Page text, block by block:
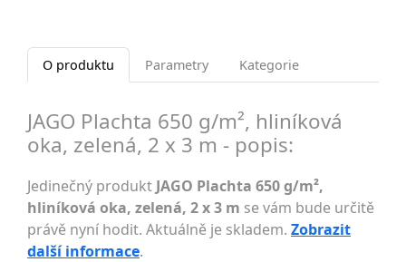
O produktu Parametry Kategorie
JAGO Plachta 650 g/m², hliníková
oka, zelená, 2 x 3 m - popis:
Jedinečný produkt JAGO Plachta 650 g/m²,
hliníková oka, zelená, 2 x 3 m se vám bude určitě
právě nyní hodit. Aktuálně je skladem. Zobrazit
další informace.